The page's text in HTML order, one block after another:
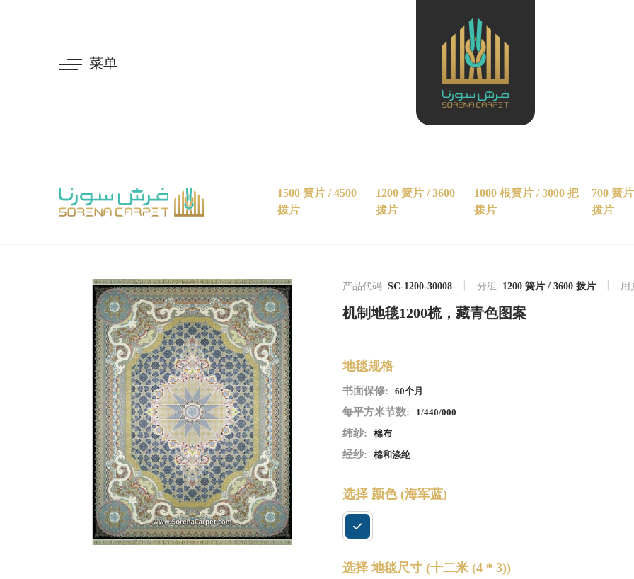
菜单
1500 簧片 / 4500
拨片
1200 簧片 / 3600
拨片
1000 根簧片 / 3000 把
拨片
700 簧
拨片
产品代码: SC-1200-30008 分组: 1200 簧片 / 3600 拨片 用
机制地毯1200梳，藏青色图案
地毯规格
书面保修: 60个月
每平方米节数: 1/440/000
纬纱: 棉布
经纱: 棉和涤纶
选择 颜色 (海军蓝)
选择 地毯尺寸 (十二米 (4 * 3))